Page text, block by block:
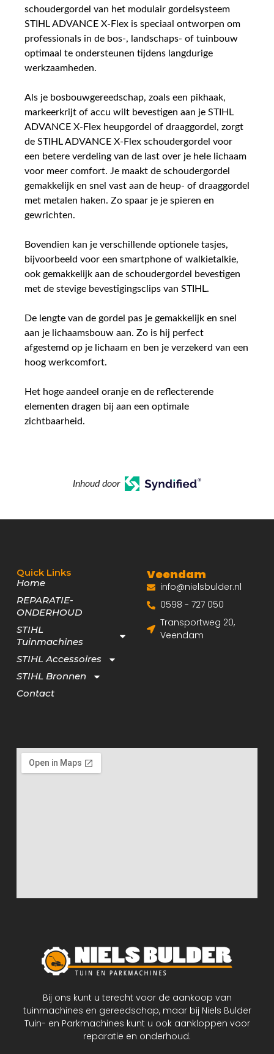
schoudergordel van het modulair gordelsysteem
STIHL ADVANCE X-Flex is speciaal ontworpen om
professionals in de bos-, landschaps- of tuinbouw
optimaal te ondersteunen tijdens langdurige
werkzaamheden.
Als je bosbouwgereedschap, zoals een pikhaak,
markeerkrijt of accu wilt bevestigen aan je STIHL
ADVANCE X-Flex heupgordel of draaggordel, zorgt
de STIHL ADVANCE X-Flex schoudergordel voor
een betere verdeling van de last over je hele lichaam
voor meer comfort. Je maakt de schoudergordel
gemakkelijk en snel vast aan de heup- of draaggordel
met metalen haken. Zo spaar je je spieren en
gewrichten.
Bovendien kan je verschillende optionele tasjes,
bijvoorbeeld voor een smartphone of walkietalkie,
ook gemakkelijk aan de schoudergordel bevestigen
met de stevige bevestigingsclips van STIHL.
De lengte van de gordel pas je gemakkelijk en snel
aan je lichaamsbouw aan. Zo is hij perfect
afgestemd op je lichaam en ben je verzekerd van een
hoog werkcomfort.
Het hoge aandeel oranje en de reflecterende
elementen dragen bij aan een optimale
zichtbaarheid.
Inhoud door
Bij ons kunt u terecht voor de aankoop van
tuinmachines en gereedschap, maar bij Niels Bulder
Tuin- en Parkmachines kunt u ook aankloppen voor
reparatie en onderhoud.
Quick Links
Home
REPARATIE-
ONDERHOUD
STIHL
Tuinmachines
STIHL Accessoires
STIHL Bronnen
Contact
Veendam
info@nielsbulder.nl
0598 - 727 050
Transportweg 20,
Veendam